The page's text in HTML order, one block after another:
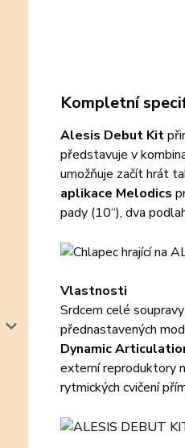
Kompletní
Alesis Debut Kit
představuje v
umožňuje začít hrát
aplikace Melodics
pady (10“), dva
Vlastnosti
Srdcem celé
přednastavených
Dynamic
externí reproduktory
rytmických cvičení